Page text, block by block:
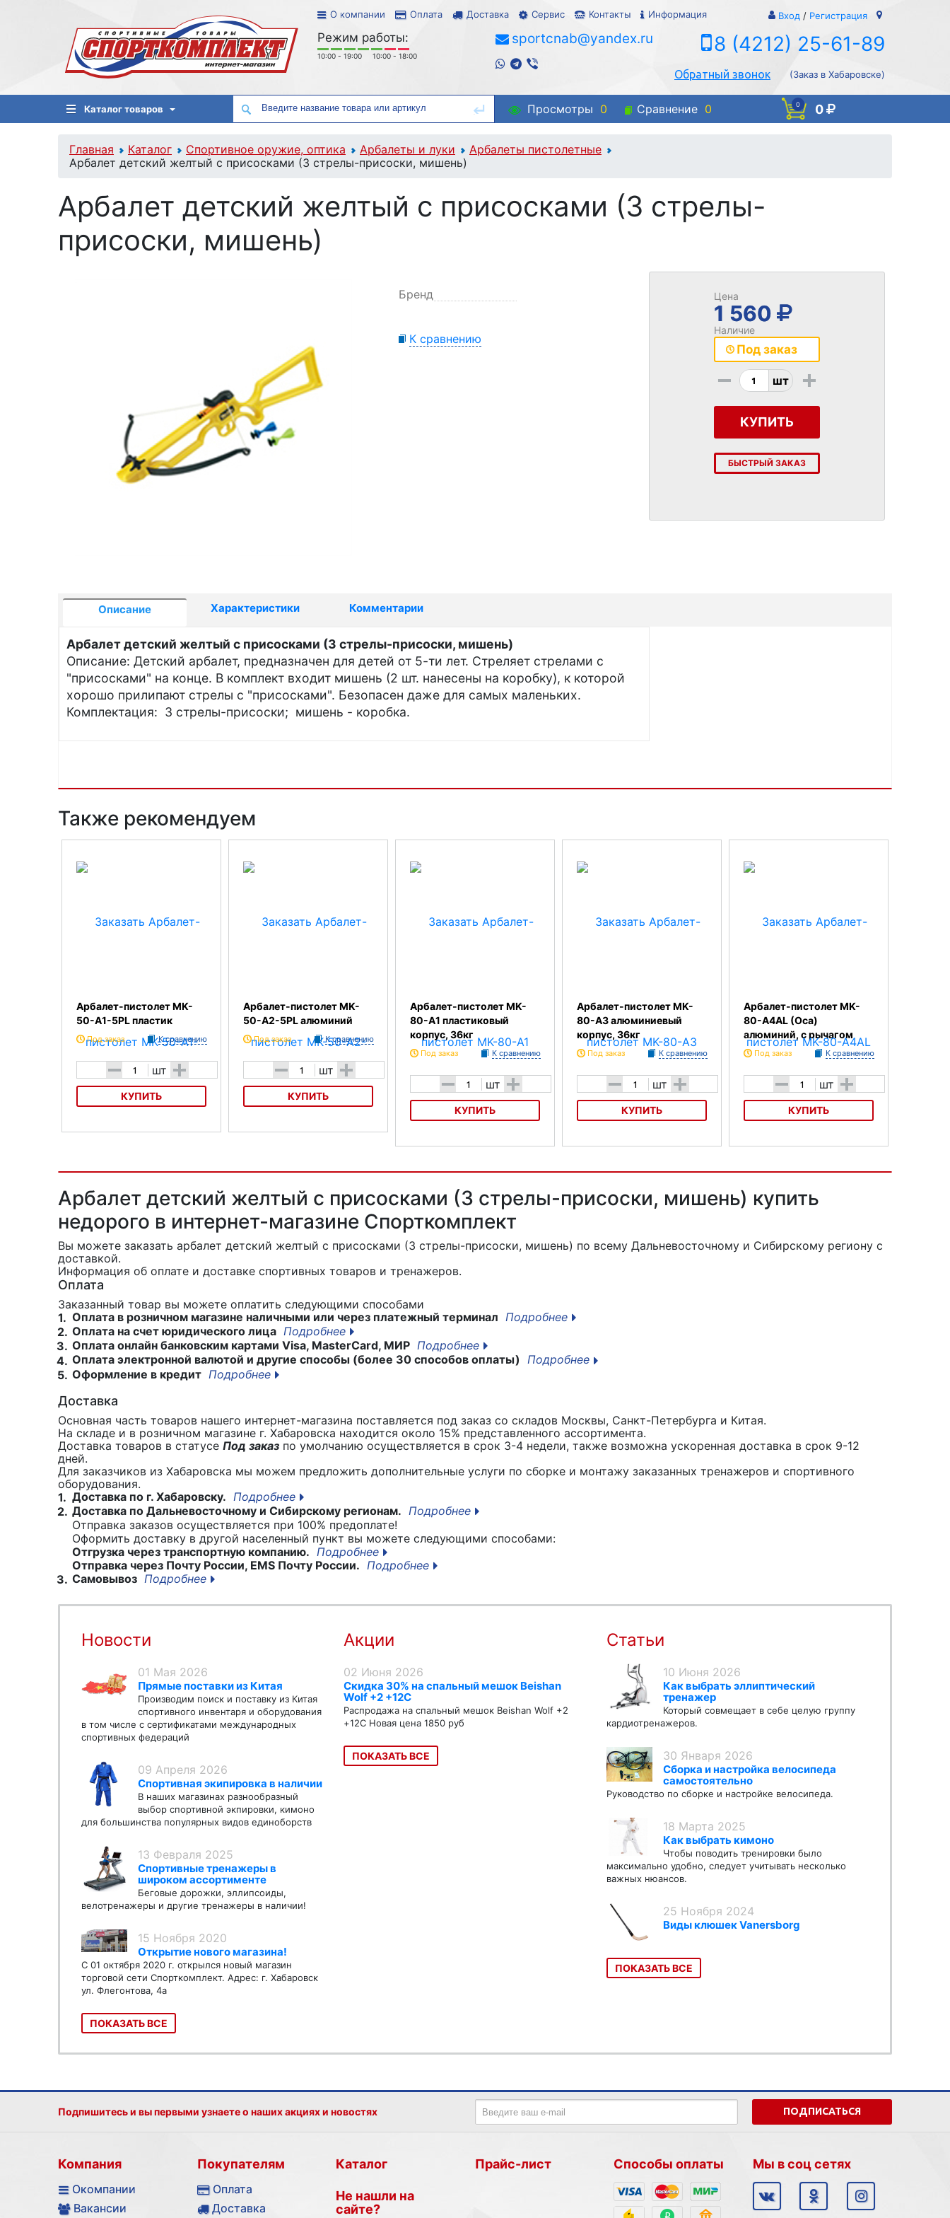
О компании Оплата Доставка Сервис Контакты Информация Вход / Регистрация
Режим работы:
10:00 - 19:00 10:00 - 18:00
sportcnab@yandex.ru 8 (4212) 25-61-89
Обратный звонок (Заказ в Хабаровске)
Каталог товаров Просмотры 0 Сравнение 0 0 0
Главная Каталог Спортивное оружие, оптика Арбалеты и луки
Арбалеты пистолетные
Арбалет детский желтый с присосками (3 стрелы-присоски, мишень)
Арбалет детский желтый с присосками (3 стрелы-
присоски, мишень)
Бренд
К сравнению
Цена
1 560
Наличие
Под заказ
- шт +
КУПИТЬ
БЫСТРЫЙ ЗАКАЗ
Описание Характеристики Комментарии
Арбалет детский желтый с присосками (3 стрелы-присоски, мишень)
Описание: Детский арбалет, предназначен для детей от 5-ти лет. Стреляет стрелами с
"присосками" на конце. В комплект входит мишень (2 шт. нанесены на коробку), к которой
хорошо прилипают стрелы с "присосками". Безопасен даже для самых маленьких.
Комплектация: 3 стрелы-присоски; мишень - коробка.
Также рекомендуем
Арбалет-пистолет MK-
50-A1-5PL пластик
Под заказ К сравнению
- шт +
КУПИТЬ
Арбалет-пистолет MK-
50-A2-5PL алюминий
Под заказ К сравнению
- шт +
КУПИТЬ
Арбалет-пистолет MK-
80-A1 пластиковый
корпус, 36кг
Под заказ К сравнению
- шт +
КУПИТЬ
Арбалет-пистолет MK-
80-A3 алюминиевый
корпус, 36кг
Под заказ К сравнению
- шт +
КУПИТЬ
Арбалет-пистолет MK-
80-A4AL (Оса)
алюминий, с рычагом
Под заказ К сравнению
- шт +
КУПИТЬ
Арбалет детский желтый с присосками (3 стрелы-присоски, мишень) купить
недорого в интернет-магазине Спорткомплект
Вы можете заказать арбалет детский желтый с присосками (3 стрелы-присоски, мишень) по всему Дальневосточному и Сибирскому региону с
доставкой.
Информация об оплате и доставке спортивных товаров и тренажеров.
Оплата
Заказанный товар вы можете оплатить следующими способами
1. Оплата в розничном магазине наличными или через платежный терминал Подробнее
2. Оплата на счет юридического лица Подробнее
3. Оплата онлайн банковским картами Visa, MasterCard, МИР Подробнее
4. Оплата электронной валютой и другие способы (более 30 способов оплаты) Подробнее
5. Оформление в кредит Подробнее
Доставка
Основная часть товаров нашего интернет-магазина поставляется под заказ со складов Москвы, Санкт-Петербурга и Китая.
На складе и в розничном магазине г. Хабаровска находится около 15% представленного ассортимента.
Доставка товаров в статусе Под заказ по умолчанию осуществляется в срок 3-4 недели, также возможна ускоренная доставка в срок 9-12
дней.
Для заказчиков из Хабаровска мы можем предложить дополнительные услуги по сборке и монтажу заказанных тренажеров и спортивного
оборудования.
1. Доставка по г. Хабаровску. Подробнее
2. Доставка по Дальневосточному и Сибирскому регионам. Подробнее
Отправка заказов осуществляется при 100% предоплате!
Оформить доставку в другой населенный пункт вы можете следующими способами:
Отгрузка через транспортную компанию. Подробнее
Отправка через Почту России, EMS Почту России. Подробнее
3. Самовывоз Подробнее
Новости
01 Мая 2026
Прямые поставки из Китая
Производим поиск и поставку из Китая
спортивного инвентаря и оборудования
в том числе с сертификатами международных
спортивных федераций
09 Апреля 2026
Спортивная экипировка в наличии
В наших магазинах разнообразный
выбор спортивной экпировки, кимоно
для большинства популярных видов единоборств
13 Февраля 2025
Спортивные тренажеры в
широком ассортименте
Беговые дорожки, эллипсоиды,
велотренажеры и другие тренажеры в наличии!
15 Ноября 2020
Открытие нового магазина!
С 01 октября 2020 г. открылся новый магазин
торговой сети Спорткомплект. Адрес: г. Хабаровск
ул. Флегонтова, 4а
ПОКАЗАТЬ ВСЕ
Акции
02 Июня 2026
Скидка 30% на спальный мешок Beishan
Wolf +2 +12C
Распродажа на спальный мешок Beishan Wolf +2
+12C Новая цена 1850 руб
ПОКАЗАТЬ ВСЕ
Статьи
10 Июня 2026
Как выбрать эллиптический
тренажер
Который совмещает в себе целую группу
кардиотренажеров.
30 Января 2026
Сборка и настройка велосипеда
самостоятельно
Руководство по сборке и настройке велосипеда.
18 Марта 2025
Как выбрать кимоно
Чтобы поводить тренировки было
максимально удобно, следует учитывать несколько
важных нюансов.
25 Ноября 2024
Виды клюшек Vanersborg
ПОКАЗАТЬ ВСЕ
Подпишитесь и вы первыми узнаете о наших акциях и новостях ПОДПИСАТЬСЯ
Компания
Окомпании
Вакансии
Покупателям
Оплата
Доставка
Каталог
Не нашли на
сайте?
Прайс-лист Способы оплаты Мы в соц сетях